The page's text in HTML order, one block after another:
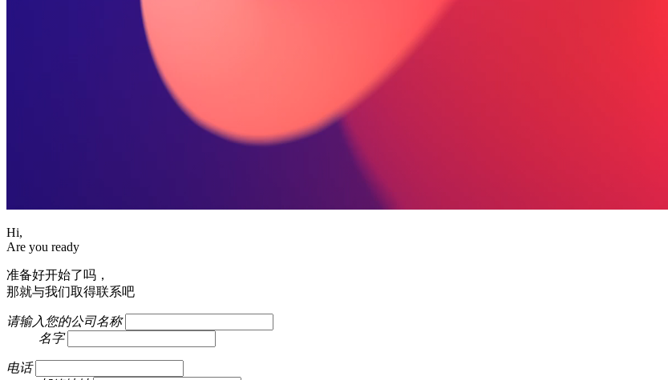
Hi,
Are you ready
准备好开始了吗，
那就与我们取得联系吧
请输入您的公司名称
名字
电话